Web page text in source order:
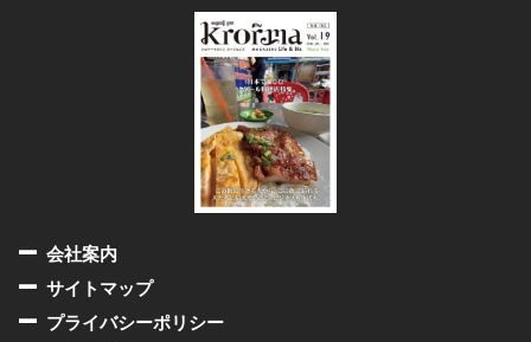
会社案内
サイトマップ
プライバシーポリシー